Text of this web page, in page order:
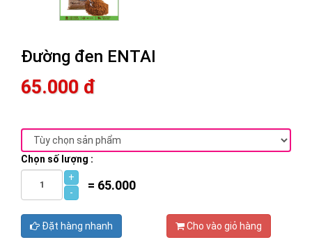
Đường đen ENTAI
65.000 đ
Chọn số lượng :
+
-
= 65.000
Đặt hàng nhanh Cho vào giỏ hàng